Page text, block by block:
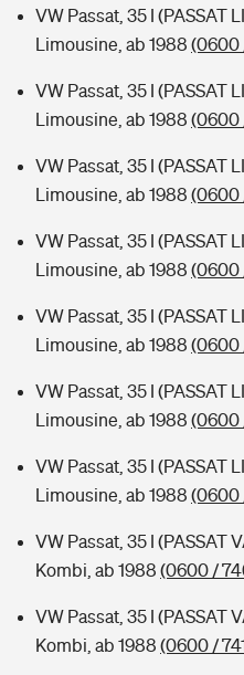
VW Passat, 35 I (PASSAT
Limousine, ab 1988 (0600
VW Passat, 35 I (PASSAT
Limousine, ab 1988 (0600
VW Passat, 35 I (PASSAT
Limousine, ab 1988 (0600
VW Passat, 35 I (PASSAT
Limousine, ab 1988 (0600
VW Passat, 35 I (PASSAT
Limousine, ab 1988 (0600
VW Passat, 35 I (PASSAT
Limousine, ab 1988 (0600
VW Passat, 35 I (PASSAT
Limousine, ab 1988 (0600
VW Passat, 35 I (PASSAT
Kombi, ab 1988 (0600 /
VW Passat, 35 I (PASSAT
Kombi, ab 1988 (0600 /